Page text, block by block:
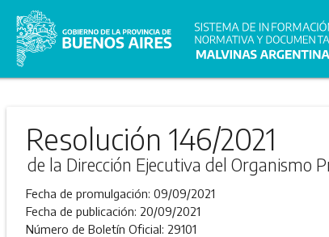
Resolución 146/2021
de la Dirección Ejecutiva del Organismo
Fecha de promulgación: 09/09/2021
Fecha de publicación: 20/09/2021
Número de Boletín Oficial: 29101